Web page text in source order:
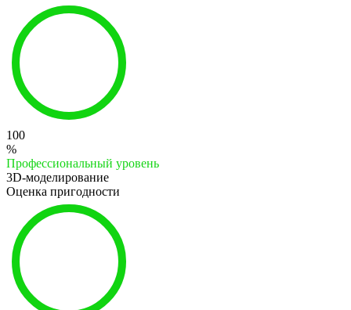
100
%
Профессиональный уровень
3D-моделирование
Оценка пригодности